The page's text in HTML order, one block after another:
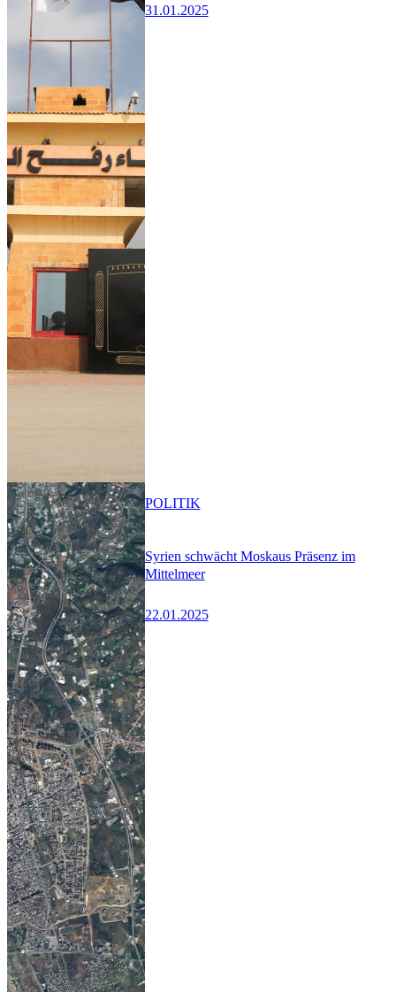
31.01.2025
Syrien schwächt Moskaus Präsenz im
Mittelmeer
22.01.2025
POLITIK